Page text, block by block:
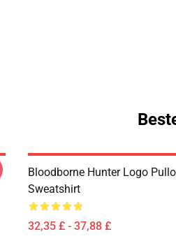
Bloodborne Hunter Logo
Sweatshirt
32,35 £ - 37,88 £